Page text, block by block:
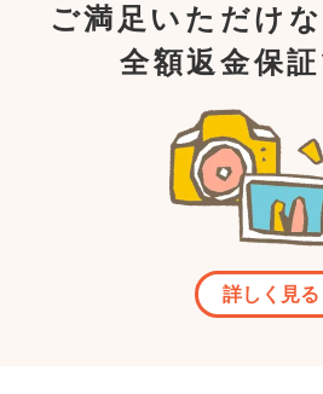
ご満足いただけな
全額返金保
詳しく見る